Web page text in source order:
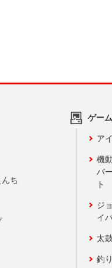
ち
ゲー
ア
機
バ
ト
ジ
イ
太
釣